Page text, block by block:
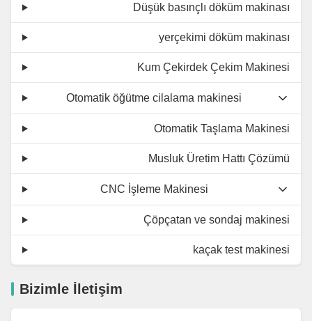
Düşük basınçlı döküm makinası
yerçekimi döküm makinası
Kum Çekirdek Çekim Makinesi
Otomatik öğütme cilalama makinesi
Otomatik Taşlama Makinesi
Musluk Üretim Hattı Çözümü
CNC İşleme Makinesi
Çöpçatan ve sondaj makinesi
kaçak test makinesi
Bizimle İletişim